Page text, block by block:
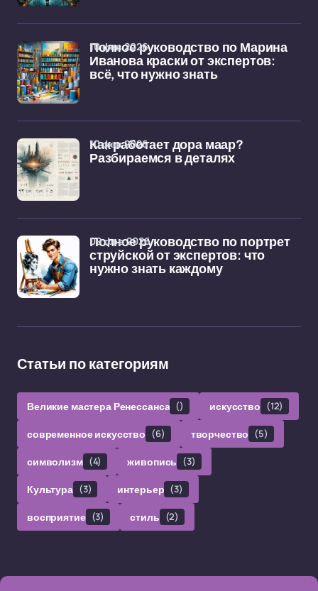
Полное руководство по Марина
Иванова краски от экспертов:
всё, что нужно знать
10 фев 2026
Как работает дора маар?
Разбираемся в деталях
10 фев 2026
Полное руководство по портрет
струйской от экспертов: что
нужно знать каждому
09 фев 2026
Статьи по категориям
Великие мастера Ренессанса () искусство (12)
современное искусство (6) творчество (5)
символизм (4) живопись (3)
Культура (3) интерьер (3)
восприятие (3) стиль (2)